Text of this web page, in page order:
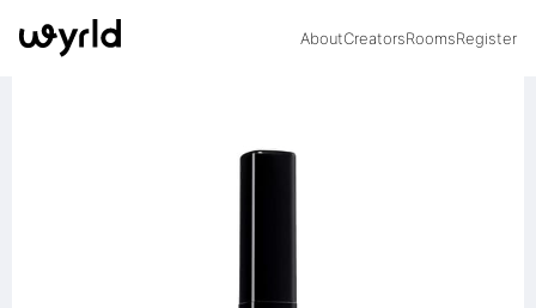
AboutCreatorsRoomsRegister